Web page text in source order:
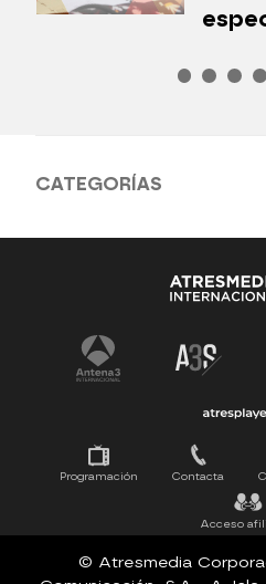
CATEGORÍAS
Antena 3 Noticias El
Tu cara me suena
Programación Contacta
Acceso
© Atresmedia